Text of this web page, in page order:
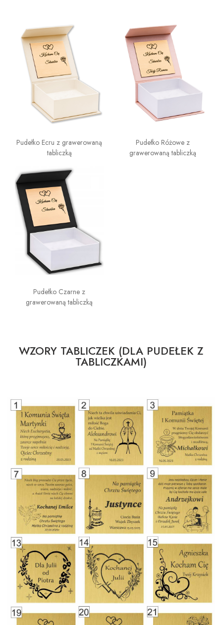
Pudełko Ecru z grawerowaną
tabliczką
Pudełko Różowe z
grawerowaną tabliczką
Pudełko Czarne z
grawerowaną tabliczką
WZORY TABLICZEK (DLA PUDEŁEK Z
TABLICZKAMI)